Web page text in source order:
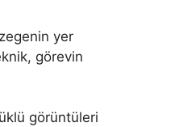
yer
görevin
görüntüleri